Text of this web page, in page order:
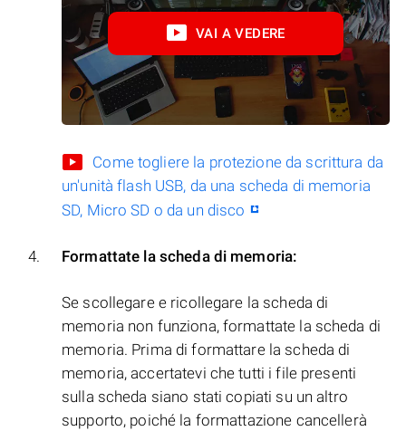
VAI A VEDERE
Come togliere la protezione da scrittura da
un'unità flash USB, da una scheda di memoria
SD, Micro SD o da un disco
Formattate la scheda di memoria:
Se scollegare e ricollegare la scheda di
memoria non funziona, formattate la scheda di
memoria. Prima di formattare la scheda di
memoria, accertatevi che tutti i file presenti
sulla scheda siano stati copiati su un altro
supporto, poiché la formattazione cancellerà